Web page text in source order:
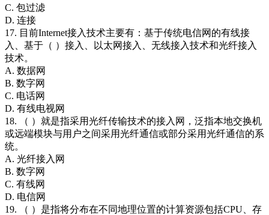
C. 包过滤
D. 连接
17. 目前Internet接入技术主要有：基于传统电信网的有线接
入、基于（ ）接入、以太网接入、无线接入技术和光纤接入
技术。
A. 数据网
B. 数字网
C. 电话网
D. 有线电视网
18. （ ）就是指采用光纤传输技术的接入网，泛指本地交换机
或远端模块与用户之间采用光纤通信或部分采用光纤通信的系
统。
A. 光纤接入网
B. 数字网
C. 有线网
D. 电信网
19. （ ）是指将分布在不同地理位置的计算资源包括CPU、存